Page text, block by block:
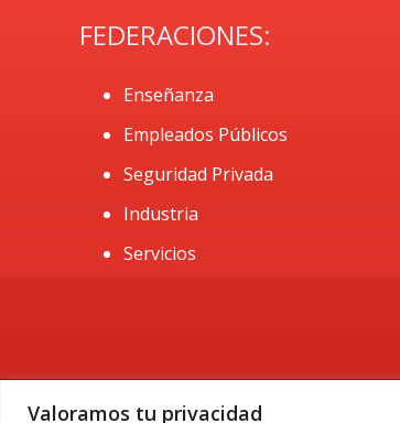
Valoramos tu privacidad
FEDERACIONES:
Enseñanza
Empleados Públicos
Seguridad Privada
Industria
Servicios